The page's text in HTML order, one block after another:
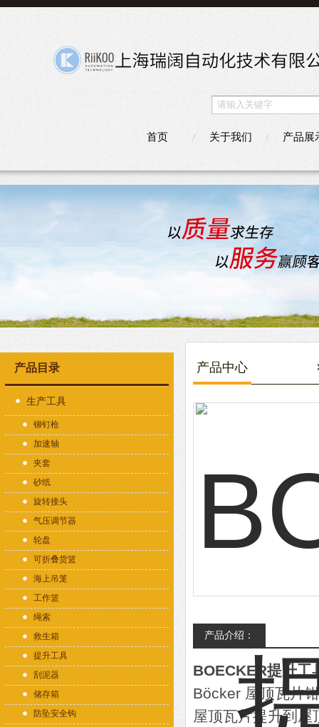
首页 关于我们 产品展
产品目录
生产工具
铆钉枪
加速轴
夹套
砂纸
旋转接头
气压调节器
轮盘
可折叠货篮
海上吊笼
工作篮
绳索
救生箱
提升工具
刮泥器
储存箱
防坠安全钩
产品中心
产品介绍：
BOECKER提升
Böcker 屋顶瓦片
屋顶瓦片提升到